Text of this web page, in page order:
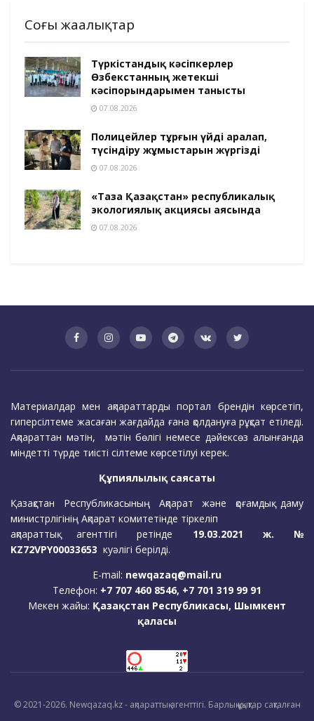
Соңғы жаңалықтар
Түркістандық кәсіпкерлер
Өзбекстанның жетекші
кәсіпорындарымен танысты
07.08.2026
Полицейлер тұрғын үйді аралап,
түсіндіру жұмыстарын жүргізді
07.08.2026
«Таза Қазақстан» республикалық
экологиялық акциясы аясында
07.08.2026
Материалдар мен ақпараттарды портал брендін көрсетіп,
гиперсілтеме жасаған жағдайда ғана қолдануға рұқсат етіледі.
Ақпараттан мәтін, мәтін бөлігі немесе дәйексөз алынғанда
міндетті түрде тиісті сілтеме көрсетілуі керек.
Құпиялылық саясаты
Қазақстан Республикасының Ақпарат және қоғамдық даму
министрлігінің Ақпарат комитетінде тіркеліп
ақпараттық агенттігі ретінде 19.03.2021 ж. №
KZ72VPY00033653 куәлігі берілді.
E-mail: newqazaq@mail.ru
Телефон: +7 707 460 8546, +7 701 319 99 91
Мекен жайы: Қазақстан Республикасы, Шымкент
қаласы
© 2021-2026. Newqazaq.kz - ақпараттық агенттігі. Барлық құқықтар сақталған